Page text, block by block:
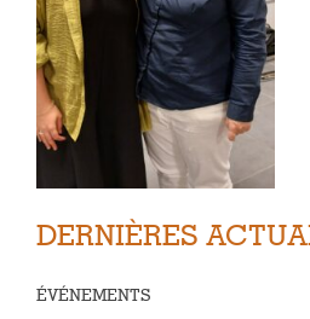
DERNIÈRES
ÉVÉNEMENTS